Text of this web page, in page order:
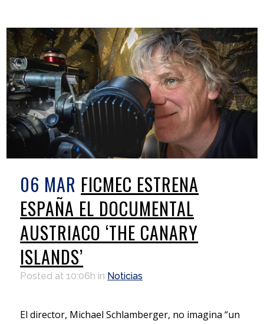
06 MAR FICMEC ESTRENA
ESPAÑA EL DOCUMENTAL
AUSTRIACO ‘THE CANARY
ISLANDS’
Posted at 10:06h in Noticias
El director, Michael Schlamberger, no imagina “un